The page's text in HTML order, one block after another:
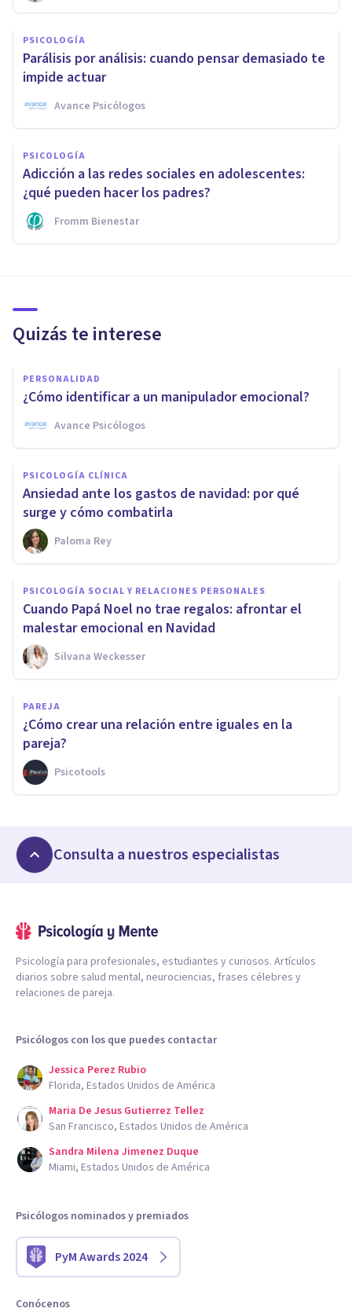
PSICOLOGÍA
Parálisis por análisis: cuando pensar demasiado te
impide actuar
Avance Psicólogos
PSICOLOGÍA
Adicción a las redes sociales en adolescentes:
¿qué pueden hacer los padres?
Fromm Bienestar
Quizás te interese
PERSONALIDAD
¿Cómo identificar a un manipulador emocional?
Avance Psicólogos
PSICOLOGÍA CLÍNICA
Ansiedad ante los gastos de navidad: por qué
surge y cómo combatirla
Paloma Rey
PSICOLOGÍA SOCIAL Y RELACIONES PERSONALES
Cuando Papá Noel no trae regalos: afrontar el
malestar emocional en Navidad
Silvana Weckesser
PAREJA
¿Cómo crear una relación entre iguales en la
pareja?
Psicotools
Consulta a nuestros especialistas
Psicología para profesionales, estudiantes y curiosos. Artículos
diarios sobre salud mental, neurociencias, frases célebres y
relaciones de pareja.
Psicólogos con los que puedes contactar
Jessica Perez Rubio
Florida, Estados Unidos de América
Maria De Jesus Gutierrez Tellez
San Francisco, Estados Unidos de América
Sandra Milena Jimenez Duque
Miami, Estados Unidos de América
Psicólogos nominados y premiados
PyM Awards 2024
Conócenos